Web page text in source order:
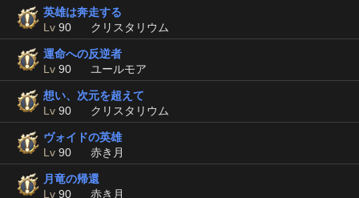
英雄は奔走する
Lv 90 クリスタリウム
運命への反逆者
Lv 90 ユールモア
想い、次元を超えて
Lv 90 クリスタリウム
ヴォイドの英雄
Lv 90 赤き月
月竜の帰還
Lv 90 赤き月